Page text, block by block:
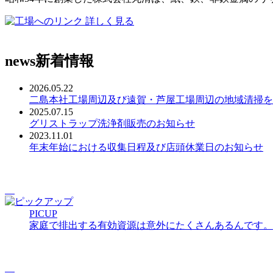
詳しく見る
news新着情報
2026.05.22
二島本社工場周辺及び遠賀・芦屋工場周辺の地域清掃を
2025.07.15
グリストラップ洗浄剤販売のお知らせ
2023.11.01
年末年始における収集日程及び店頭休業日のお知らせ
PICUP
家庭で排出する有効資源は意外にたくさんあるんです。